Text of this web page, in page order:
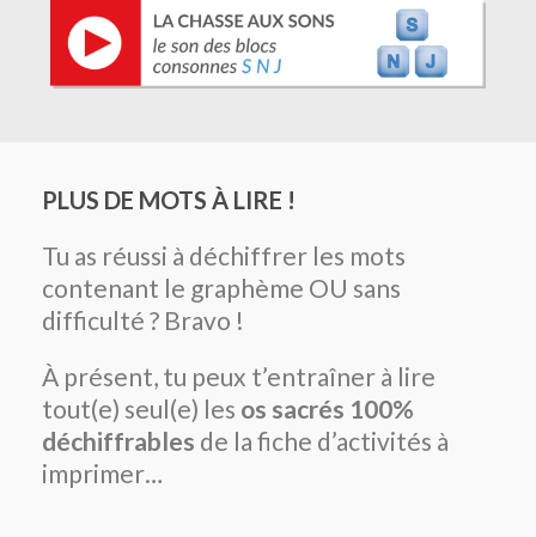
PLUS DE MOTS À LIRE !
Tu as réussi à déchiffrer les mots
contenant le graphème OU sans
difficulté ? Bravo !
À présent, tu peux t’entraîner à lire
tout(e) seul(e) les os sacrés 100%
déchiffrables de la fiche d’activités à
imprimer…